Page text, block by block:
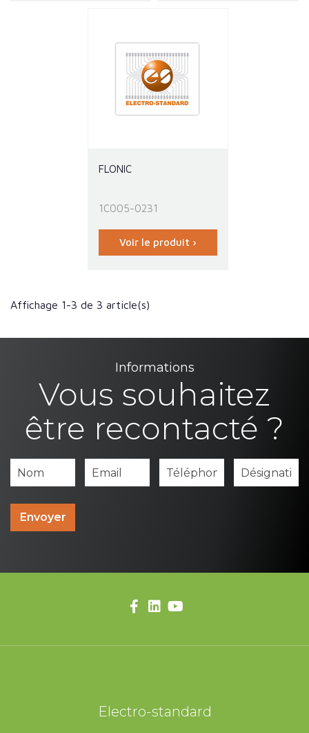
FLONIC
1C005-0231
Voir le produit ›
Affichage 1-3 de 3 article(s)
Informations
Vous souhaitez
être recontacté ?
Envoyer
Electro-standard